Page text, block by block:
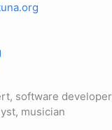
software
musician